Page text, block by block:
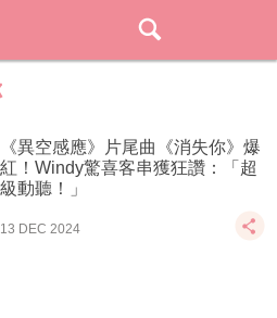
《異空感應》片尾曲《消失你》爆
紅！Windy驚喜客串獲狂讚：「超
級動聽！」
13 DEC 2024